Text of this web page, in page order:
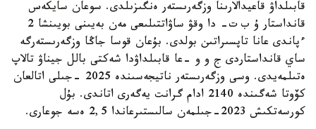
قابىلداۋ قاعيدالارىنا وزگەرىستەر ەنگىزىلدى. سوعان سايكەس
قانداستار ۇ ب ت- دا وقۋ ساۋاتتىلىعى مەن بەيىنى بويىنشا 2
ءپاندى عانا تاپسىراتىن بولدى. بۇعان قوسا جاڭا وزگەرىستەرگە
ساي قانداستاردى ج و و -عا قابىلداۋدا شەكتى بالل جيناۋ تالاپ
ەتىلمەيدى. وسى وزگەرىستەر ناتيجەسىندە 2025 -جىلى اتالعان
كۆوتا شەگىندە 2140 ادام گرانت يەگەرى اتاندى. بۇل
كورسەتكىش 2023-جىلمەن سالىستىرعاندا 2,5 ەسە جوعارى.